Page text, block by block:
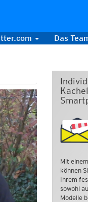
Das
Mit
können
Ihrem
sowohl
Modelle